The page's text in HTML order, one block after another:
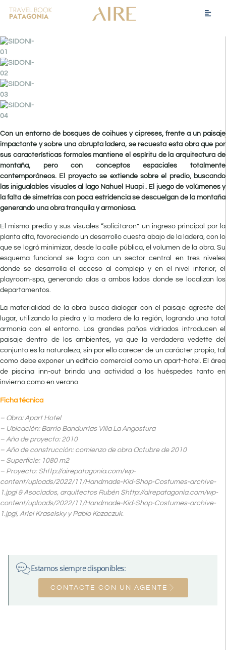
Con un entorno de bosques de coihues y cipreses, frente a un paisaje
impactante y sobre una abrupta ladera, se recuesta esta obra que por
sus características formales mantiene el espíritu de la arquitectura de
montaña, pero con conceptos espaciales totalmente
contemporáneos. El proyecto se extiende sobre el predio, buscando
las inigualables visuales al lago Nahuel Huapi . El juego de volúmenes y
la falta de simetrías con poca estridencia se descuelgan de la montaña
generando una obra tranquila y armoniosa.
El mismo predio y sus visuales “solicitaron” un ingreso principal por la
planta alta, favoreciendo un desarrollo cuesta abajo de la ladera, con lo
que se logró minimizar, desde la calle pública, el volumen de la obra. Su
esquema funcional se logra con un sector central en tres niveles
donde se desarrolla el acceso al complejo y en el nivel inferior, el
playroom-spa, generando alas a ambos lados donde se localizan los
departamentos.
La materialidad de la obra busca dialogar con el paisaje agreste del
lugar, utilizando la piedra y la madera de la región, logrando una total
armonía con el entorno. Los grandes paños vidriados introducen el
paisaje dentro de los ambientes, ya que la verdadera vedette del
conjunto es la naturaleza, sin por ello carecer de un carácter propio, tal
como debe exponer un edificio comercial como un apart-hotel. El área
de piscina inn-out brinda una actividad a los huéspedes tanto en
invierno como en verano.
Ficha técnica
– Obra: Apart Hotel
– Ubicación: Barrio Bandurrias Villa La Angostura
– Año de proyecto: 2010
– Año de construcción: comienzo de obra Octubre de 2010
– Superficie: 1080 m2
– Proyecto: Shttp://airepatagonia.com/wp-
content/uploads/2022/11/Handmade-Kid-Shop-Costumes-archive-
1.jpgi & Asociados, arquitectos Rubén Shttp://airepatagonia.com/wp-
content/uploads/2022/11/Handmade-Kid-Shop-Costumes-archive-
1.jpgi, Ariel Kraselsky y Pablo Kozaczuk.
Estamos siempre disponibles:
CONTACTE CON UN AGENTE